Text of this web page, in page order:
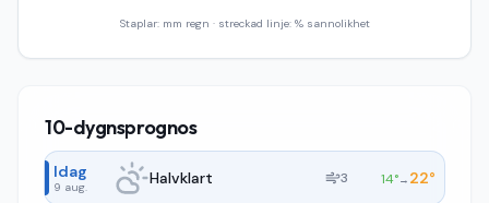
Staplar: mm regn · streckad linje: % sannolikhet
10-dygnsprognos
Idag
9 aug. Halvklart 3 14°→ 22°